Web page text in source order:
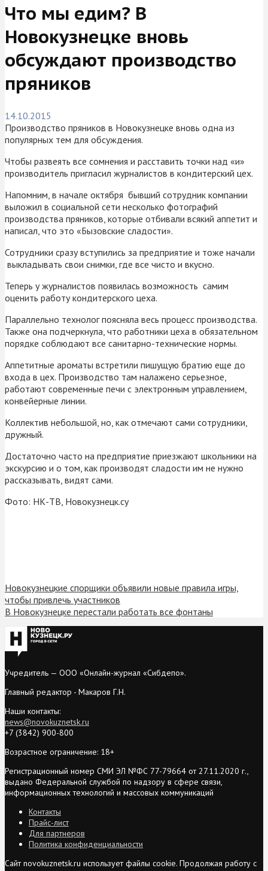
Что мы едим? В
Новокузнецке вновь
обсуждают производство
пряников
14.10.2015
Производство пряников в Новокузнецке вновь одна из
популярных тем для обсуждения.
Чтобы развеять все сомнения и расставить точки над «и»
производитель пригласил журналистов в кондитерский цех.
Напомним, в начале октября бывший сотрудник компании
выложил в социальной сети несколько фотографий
производства пряников, которые отбивали всякий аппетит и
написал, что это «Бызовские сладости».
Сотрудники сразу вступились за предприятие и тоже начали
выкладывать свои снимки, где все чисто и вкусно.
Теперь у журналистов появилась возможность самим
оценить работу кондитерского цеха.
Параллельно технолог поясняла весь процесс производства.
Также она подчеркнула, что работники цеха в обязательном
порядке соблюдают все санитарно-технические нормы.
Аппетитные ароматы встретили пишущую братию еще до
входа в цех. Производство там налажено серьезное,
работают современные печи с электронным управлением,
конвейерные линии.
Коллектив небольшой, но, как отмечают сами сотрудники,
дружный.
Достаточно часто на предприятие приезжают школьники на
экскурсию и о том, как производят сладости им не нужно
рассказывать, видят сами.
Фото: НК-ТВ, Новокузнецк.су
Новокузнецкие спорщики объявили новые правила игры,
чтобы привлечь участников
В Новокузнецке перестали работать все фонтаны
Учредитель — ООО «Онлайн-журнал «Сибдепо».
Главный редактор - Макаров Г.Н.
Наши контакты:
news@novokuznetsk.ru
+7 (3842) 900-800
Возрастное ограничение: 18+
Регистрационный номер СМИ ЭЛ №ФС 77-79664 от 27.11.2020 г.,
выдано Федеральной службой по надзору в сфере связи,
информационных технологий и массовых коммуникаций
Контакты
Прайс-лист
Для партнеров
Политика конфиденциальности
Сайт novokuznetsk.ru использует файлы cookie. Продолжая работу с